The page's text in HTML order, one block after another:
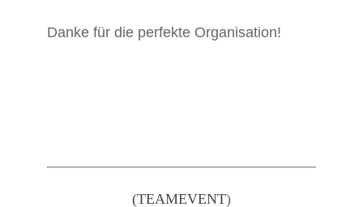
Danke für die perfekte Organisation!
(TEAMEVENT)